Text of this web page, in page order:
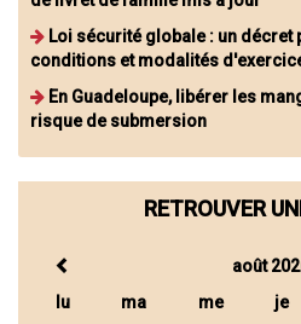
Loi sécurité globale : un
conditions et modalités
En Guadeloupe, libérer les
risque de submersion
RETROUVER
août
lu
ma me je